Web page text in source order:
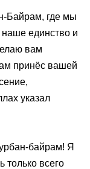
Байрам, где мы
единство и
вам
принёс вашей
указал
байрам! Я
только всего